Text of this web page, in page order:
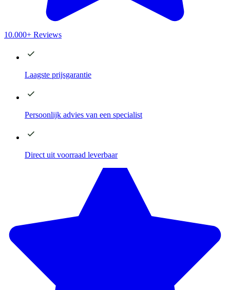
10.000+ Reviews
Laagste prijsgarantie
Persoonlijk advies van een specialist
Direct uit voorraad leverbaar